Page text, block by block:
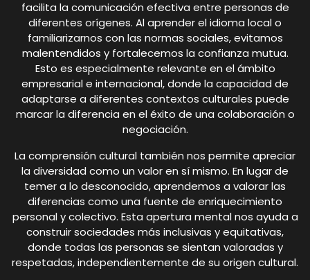
facilita la comunicación efectiva entre personas de
diferentes orígenes. Al aprender el idioma local o
familiarizarnos con las normas sociales, evitamos
malentendidos y fortalecemos la confianza mutua.
Esto es especialmente relevante en el ámbito
empresarial e internacional, donde la capacidad de
adaptarse a diferentes contextos culturales puede
marcar la diferencia en el éxito de una colaboración o
negociación.
La comprensión cultural también nos permite apreciar
la diversidad como un valor en sí mismo. En lugar de
temer a lo desconocido, aprendemos a valorar las
diferencias como una fuente de enriquecimiento
personal y colectivo. Esta apertura mental nos ayuda a
construir sociedades más inclusivas y equitativas,
donde todas las personas se sientan valoradas y
respetadas, independientemente de su origen cultural.